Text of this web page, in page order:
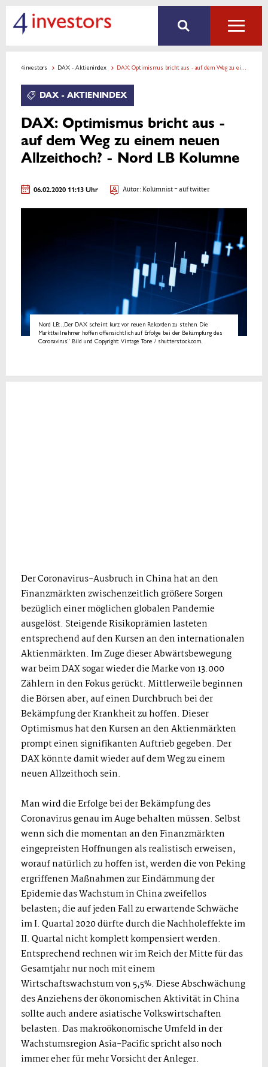
4investors DAX - Aktienindex DAX: Optimismus bricht aus - auf dem Weg zu einem neuen Allzeithoch? - Nord LB Kolumne
DAX - AKTIENINDEX
DAX: Optimismus bricht aus -
auf dem Weg zu einem neuen
Allzeithoch? - Nord LB Kolumne
06.02.2020 11:13 Uhr Autor:Kolumnist- auf twitter
Nord LB: „Der DAX scheint kurz vor neuen Rekorden zu stehen. Die
Marktteilnehmer hoffen offensichtlich auf Erfolge bei der Bekämpfung des
Coronavirus.” Bild und Copyright: Vintage Tone / shutterstock.com.
Der Coronavirus-Ausbruch in China hat an den
Finanzmärkten zwischenzeitlich größere Sorgen
bezüglich einer möglichen globalen Pandemie
ausgelöst. Steigende Risikoprämien lasteten
entsprechend auf den Kursen an den internationalen
Aktienmärkten. Im Zuge dieser Abwärtsbewegung
war beim DAX sogar wieder die Marke von 13.000
Zählern in den Fokus gerückt. Mittlerweile beginnen
die Börsen aber, auf einen Durchbruch bei der
Bekämpfung der Krankheit zu hoffen. Dieser
Optimismus hat den Kursen an den Aktienmärkten
prompt einen signifikanten Auftrieb gegeben. Der
DAX könnte damit wieder auf dem Weg zu einem
neuen Allzeithoch sein.
Man wird die Erfolge bei der Bekämpfung des
Coronavirus genau im Auge behalten müssen. Selbst
wenn sich die momentan an den Finanzmärkten
eingepreisten Hoffnungen als realistisch erweisen,
worauf natürlich zu hoffen ist, werden die von Peking
ergriffenen Maßnahmen zur Eindämmung der
Epidemie das Wachstum in China zweifellos
belasten; die auf jeden Fall zu erwartende Schwäche
im I. Quartal 2020 dürfte durch die Nachholeffekte im
II. Quartal nicht komplett kompensiert werden.
Entsprechend rechnen wir im Reich der Mitte für das
Gesamtjahr nur noch mit einem
Wirtschaftswachstum von 5,5%. Diese Abschwächung
des Anziehens der ökonomischen Aktivität in China
sollte auch andere asiatische Volkswirtschaften
belasten. Das makroökonomische Umfeld in der
Wachstumsregion Asia-Pacific spricht also noch
immer eher für mehr Vorsicht der Anleger.